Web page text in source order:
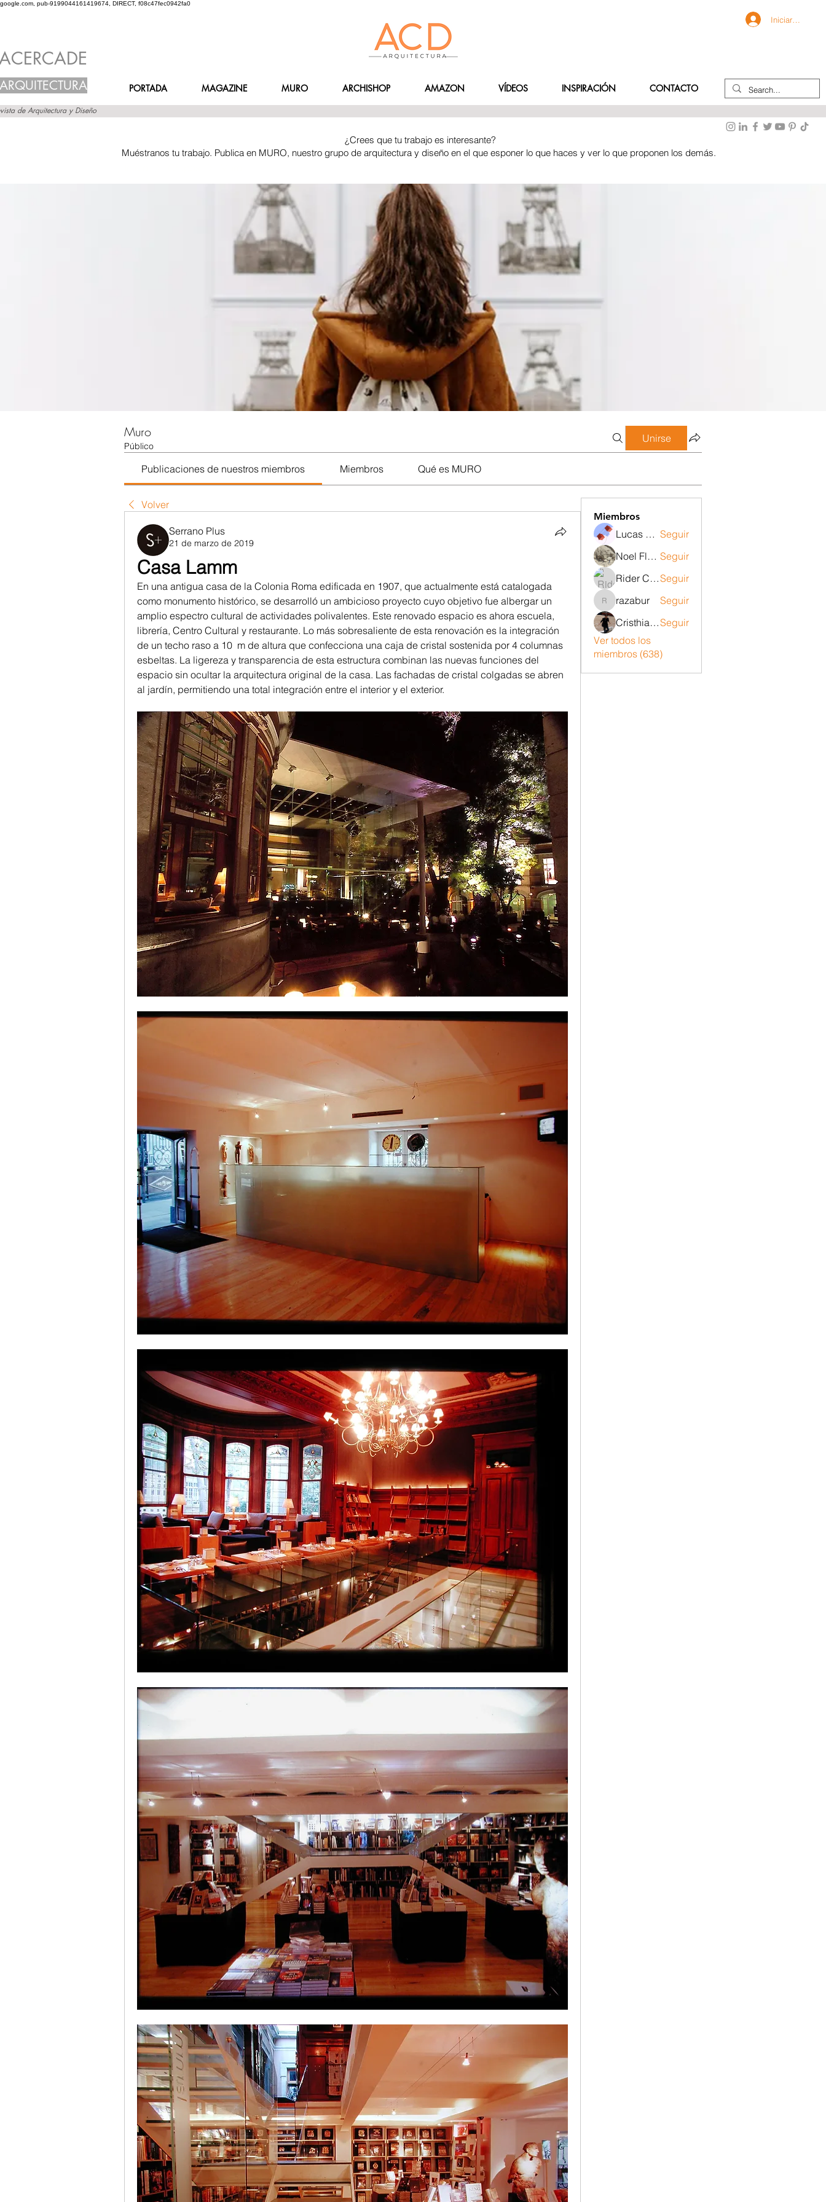
google.com, pub-9199044161419674, DIRECT, f08c47fec0942fa0
PORTADA MAGAZINE MURO ARCHISHOP AMAZON VÍDEOS INSPIRACIÓN CONTACTO
de Arquitectura y Diseño
Iniciar sesión
Muro
Público
Unirse
Publicaciones de nuestros miembros Miembros Qué es MURO
Volver
Serrano Plus
21 de marzo de 2019
Casa Lamm
En una antigua casa de la Colonia Roma edificada en 1907, que actualmente está catalogada
como monumento histórico, se desarrolló un ambicioso proyecto cuyo objetivo fue albergar un
amplio espectro cultural de actividades polivalentes. Este renovado espacio es ahora escuela,
librería, Centro Cultural y restaurante. Lo más sobresaliente de esta renovación es la integración
de un techo raso a 10  m de altura que confecciona una caja de cristal sostenida por 4 columnas
esbeltas. La ligereza y transparencia de esta estructura combinan las nuevas funciones del
espacio sin ocultar la arquitectura original de la casa. Las fachadas de cristal colgadas se abren
al jardín, permitiendo una total integración entre el interior y el exterior.
Miembros
Lucas Meneghetti Seguir
Noel Flores ruiz Seguir
Rider CarrizoSeguir
razabur
razabur
Seguir
Cristhian Belito MoranSeguir
Ver todos los
miembros (638)
¿Crees que tu trabajo es interesante?
Muéstranos tu trabajo. Publica en MURO, nuestro grupo de arquitectura y diseño en el que esponer lo que haces y ver lo que proponen los demás.